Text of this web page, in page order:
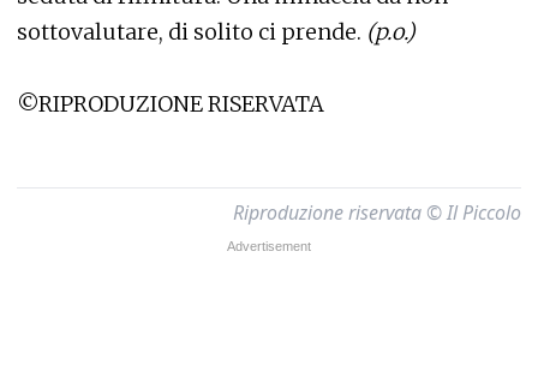
sottovalutare, di solito ci prende. (p.o.)
©RIPRODUZIONE RISERVATA
Riproduzione riservata © Il Piccolo